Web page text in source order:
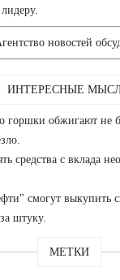
новостей
ИНТЕРЕСНЫЕ
горшки обжигают не
средства с вклада
смогут выкупить
штуку.
МЕТКИ